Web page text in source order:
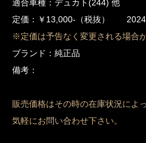
適合車種：デュカト(244) 他
定価：￥13,000-（税抜） 2024
※定価は予告なく変更される場合が
ブランド：純正品
備考：
販売価格はその時の在庫状況によ
気軽にお問い合わせ下さい。